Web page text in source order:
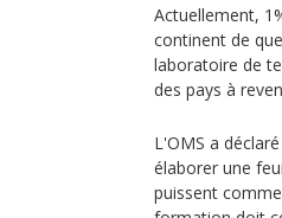
Actuellement,
continent de
laboratoire de
des pays à
L'OMS a
élaborer une
puissent